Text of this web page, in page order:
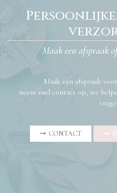
Maak een afspraak
Maak een afspraak
neem snel contact op, we
CONTACT